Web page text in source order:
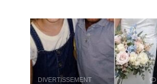
DIVERTISSEMENT